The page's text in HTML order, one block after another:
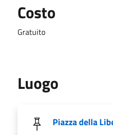
Costo
Gratuito
Luogo
Piazza della